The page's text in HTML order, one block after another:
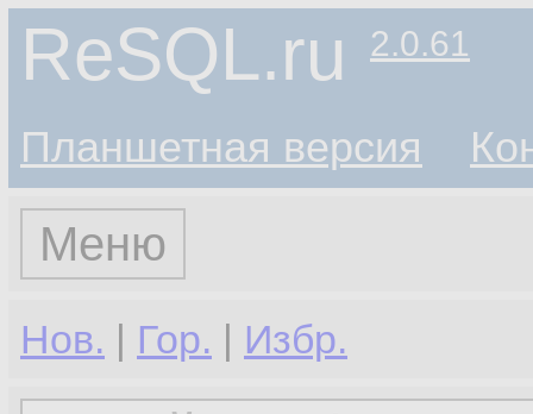
ReSQL.ru 2.0.61
Планшетная версия
Меню
Нов. | Гор. | Избр.